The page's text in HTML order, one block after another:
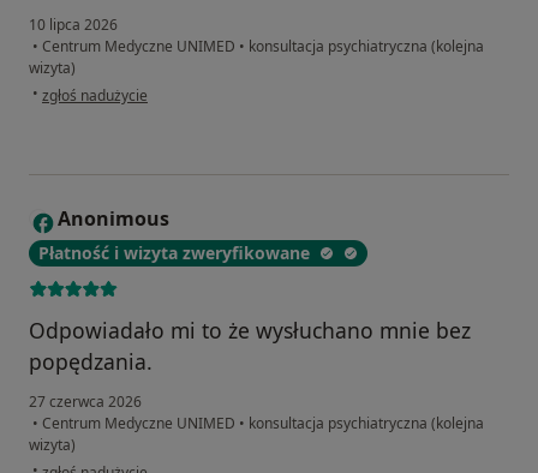
10 lipca 2026
• Centrum Medyczne UNIMED • konsultacja psychiatryczna (kolejna
wizyta)
• w opinii użytkownika Monika
zgłoś nadużycie
A Anonimous
Płatność i wizyta zweryfikowane
Odpowiadało mi to że wysłuchano mnie bez
popędzania.
27 czerwca 2026
• Centrum Medyczne UNIMED • konsultacja psychiatryczna (kolejna
wizyta)
w opinii użytkownika Anonimous